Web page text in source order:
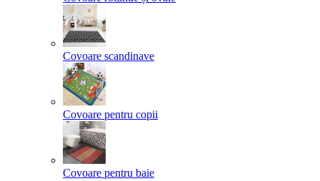
Covoare scandinave
Covoare pentru copii
Covoare pentru baie